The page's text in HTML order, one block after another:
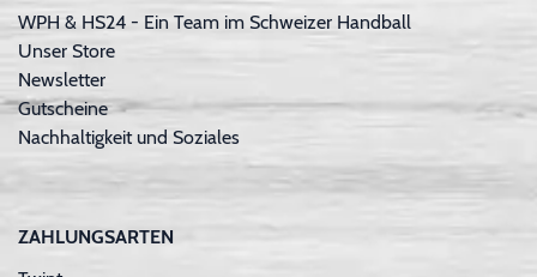
WPH & HS24 - Ein Team im Schweizer Handball
Unser Store
Newsletter
Gutscheine
Nachhaltigkeit und Soziales
ZAHLUNGSARTEN